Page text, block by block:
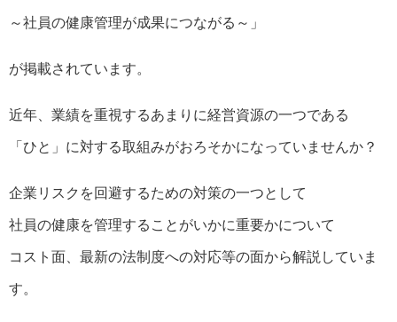
～社員の健康管理が成果につながる～」
が掲載されています。
近年、業績を重視するあまりに経営資源の一つである
「ひと」に対する取組みがおろそかになっていませんか？
企業リスクを回避するための対策の一つとして
社員の健康を管理することがいかに重要かについて
コスト面、最新の法制度への対応等の面から解説していま
す。